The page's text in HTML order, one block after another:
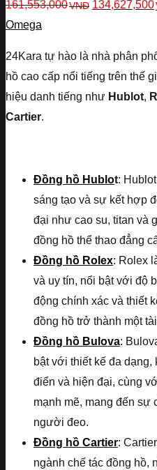
161,553,000VNĐ 134,627,500
Omega
24Kara tự hào là nhà phân
hồ cao cấp nổi tiếng trên thế
hiệu danh tiếng như Hublot,
Cartier.
Đồng hồ Hublot:
sáng tạo và sự kết hợp
đại như cao su, titan và
đồng hồ thể thao đẳng
Đồng hồ Rolex: Rolex
và uy tín, nổi bật với độ
động chính xác và thiết
đồng hồ trở thành một
Đồng hồ Bulova:
bật với thiết kế đa
điển và hiện đại, cùng
mạnh mẽ, mang đến sự
người đeo.
Đồng hồ Cartier:
ngành chế tác đồng hồ,